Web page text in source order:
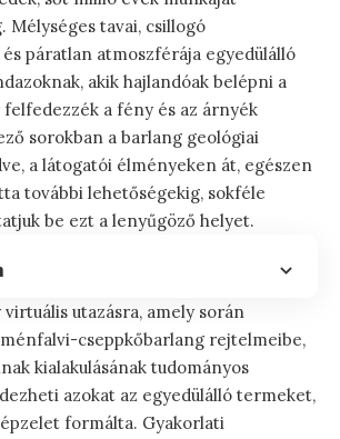
Mélységes tavai, csillogó
páratlan atmoszférája egyedülálló
akik hajlandóak belépni a
felfedezzék a fény és az árnyék
sorokban a barlang geológiai
a látogatói élményeken át, egészen
további lehetőségekig, sokféle
be ezt a lenyűgöző helyet.
utazásra, amely során
cseppkőbarlang rejtelmeibe,
kialakulásának tudományos
azokat az egyedülálló termeket,
formálta. Gyakorlati